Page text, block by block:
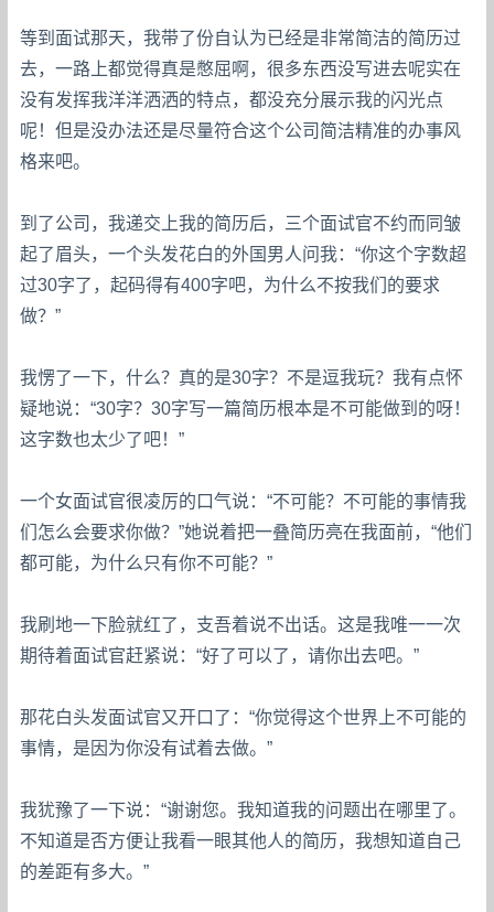
等到面试那天，我带了份自认为已经是非常简洁的简历过
去，一路上都觉得真是憋屈啊，很多东西没写进去呢实在
没有发挥我洋洋洒洒的特点，都没充分展示我的闪光点
呢！但是没办法还是尽量符合这个公司简洁精准的办事风
格来吧。
到了公司，我递交上我的简历后，三个面试官不约而同皱
起了眉头，一个头发花白的外国男人问我：“你这个字数超
过30字了，起码得有400字吧，为什么不按我们的要求
做？”
我愣了一下，什么？真的是30字？不是逗我玩？我有点怀
疑地说：“30字？30字写一篇简历根本是不可能做到的呀！
这字数也太少了吧！”
一个女面试官很凌厉的口气说：“不可能？不可能的事情我
们怎么会要求你做？”她说着把一叠简历亮在我面前，“他们
都可能，为什么只有你不可能？”
我刷地一下脸就红了，支吾着说不出话。这是我唯一一次
期待着面试官赶紧说：“好了可以了，请你出去吧。”
那花白头发面试官又开口了：“你觉得这个世界上不可能的
事情，是因为你没有试着去做。”
我犹豫了一下说：“谢谢您。我知道我的问题出在哪里了。
不知道是否方便让我看一眼其他人的简历，我想知道自己
的差距有多大。”